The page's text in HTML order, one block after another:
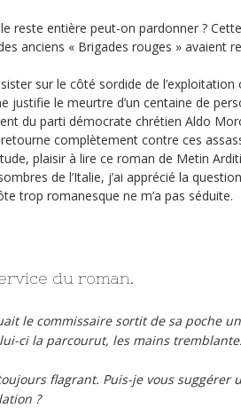
reste entière peut-on pardonner ?
anciens « Brigades rouges » avaient
sur le côté sordide de
justifie le meurtre d’un centaine de
du parti démocrate chrétien Aldo
complètement contre ces
plaisir à lire ce roman de Metin
de l’Italie, j’ai apprécié la
trop romanesque ne m’a pas séduite.
du roman.
le commissaire sortit de sa poche
ci la parcourut, les mains
flagrant. Puis-je vous suggérer
?